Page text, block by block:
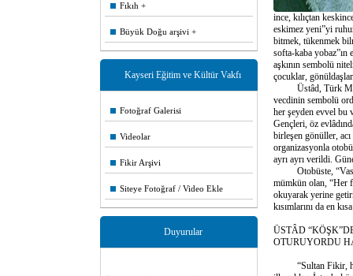
Fıkıh
Büyük Doğu arşivi
Kayseri Eğitim ve Kültür Vakfı
Fotoğraf Galerisi
Videolar
Fikir Arşivi
Siteye Fotoğraf / Video Ekle
Duyurular
ince, kılıçtan
eskimez yeni”yi
bitmek, tükenmek
softa-kaba yobaz”ın
aşkının sembolü
çocuklar,
Üstâd, Türk
vecdinin sembolü
her şeyden evvel bu
Gençleri, öz
birleşen gönüller,
organizasyonla
ayrı ayrı verildi.
Otobüste,
mümkün olan, “Her
okuyarak yerine
kısımlarını da en
ÜSTÂD
OTURUYORDU
“Sultan Fikir,